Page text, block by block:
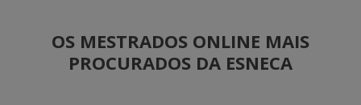
OS MESTRADOS ONLINE MAIS
PROCURADOS DA ESNECA